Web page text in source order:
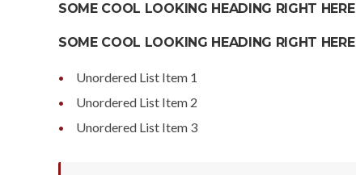
SOME COOL LOOKING HEADING RIGHT HERE
SOME COOL LOOKING HEADING RIGHT HERE
Unordered List Item 1
Unordered List Item 2
Unordered List Item 3